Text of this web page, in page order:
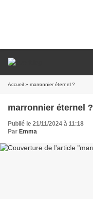
Accueil » marronnier éternel ?
marronnier éternel ?
Publié le 21/11/2024 à 11:18
Par Emma